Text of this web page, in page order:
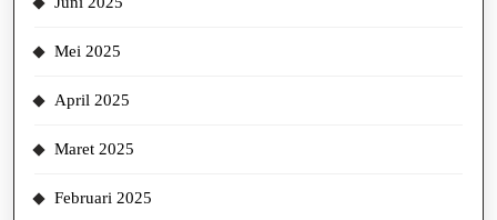
Mei 2025
April 2025
Maret 2025
Februari 2025